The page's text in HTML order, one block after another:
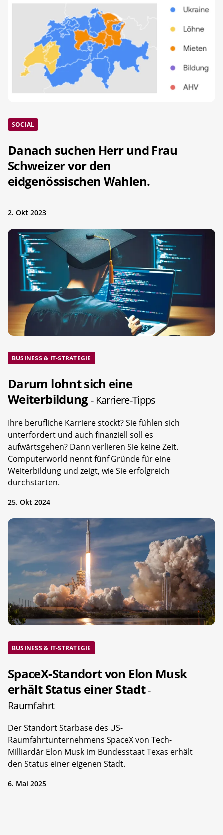
SOCIAL
Danach suchen Herr und Frau
Schweizer vor den
eidgenössischen Wahlen.
2. Okt 2023
BUSINESS & IT-STRATEGIE
Darum lohnt sich eine
Weiterbildung- Karriere-Tipps
Ihre berufliche Karriere stockt? Sie fühlen sich
unterfordert und auch finanziell soll es
aufwärtsgehen? Dann verlieren Sie keine Zeit.
Computerworld nennt fünf Gründe für eine
Weiterbildung und zeigt, wie Sie erfolgreich
durchstarten.
25. Okt 2024
BUSINESS & IT-STRATEGIE
SpaceX-Standort von Elon Musk
erhält Status einer Stadt-
Raumfahrt
Der Standort Starbase des US-
Raumfahrtunternehmens SpaceX von Tech-
Milliardär Elon Musk im Bundesstaat Texas erhält
den Status einer eigenen Stadt.
6. Mai 2025